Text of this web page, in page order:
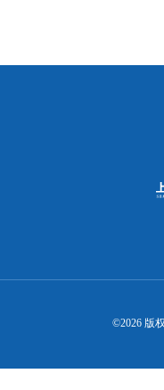
©2026 版